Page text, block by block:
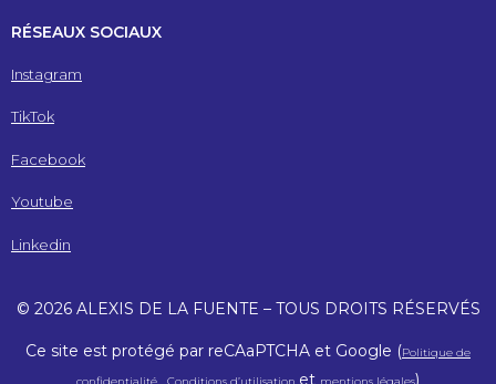
RÉSEAUX SOCIAUX
Instagram
TikTok
Facebook
Youtube
Linkedin
© 2026 ALEXIS DE LA FUENTE – TOUS DROITS RÉSERVÉS
Ce site est protégé par reCAaPTCHA et Google (Politique de
et )